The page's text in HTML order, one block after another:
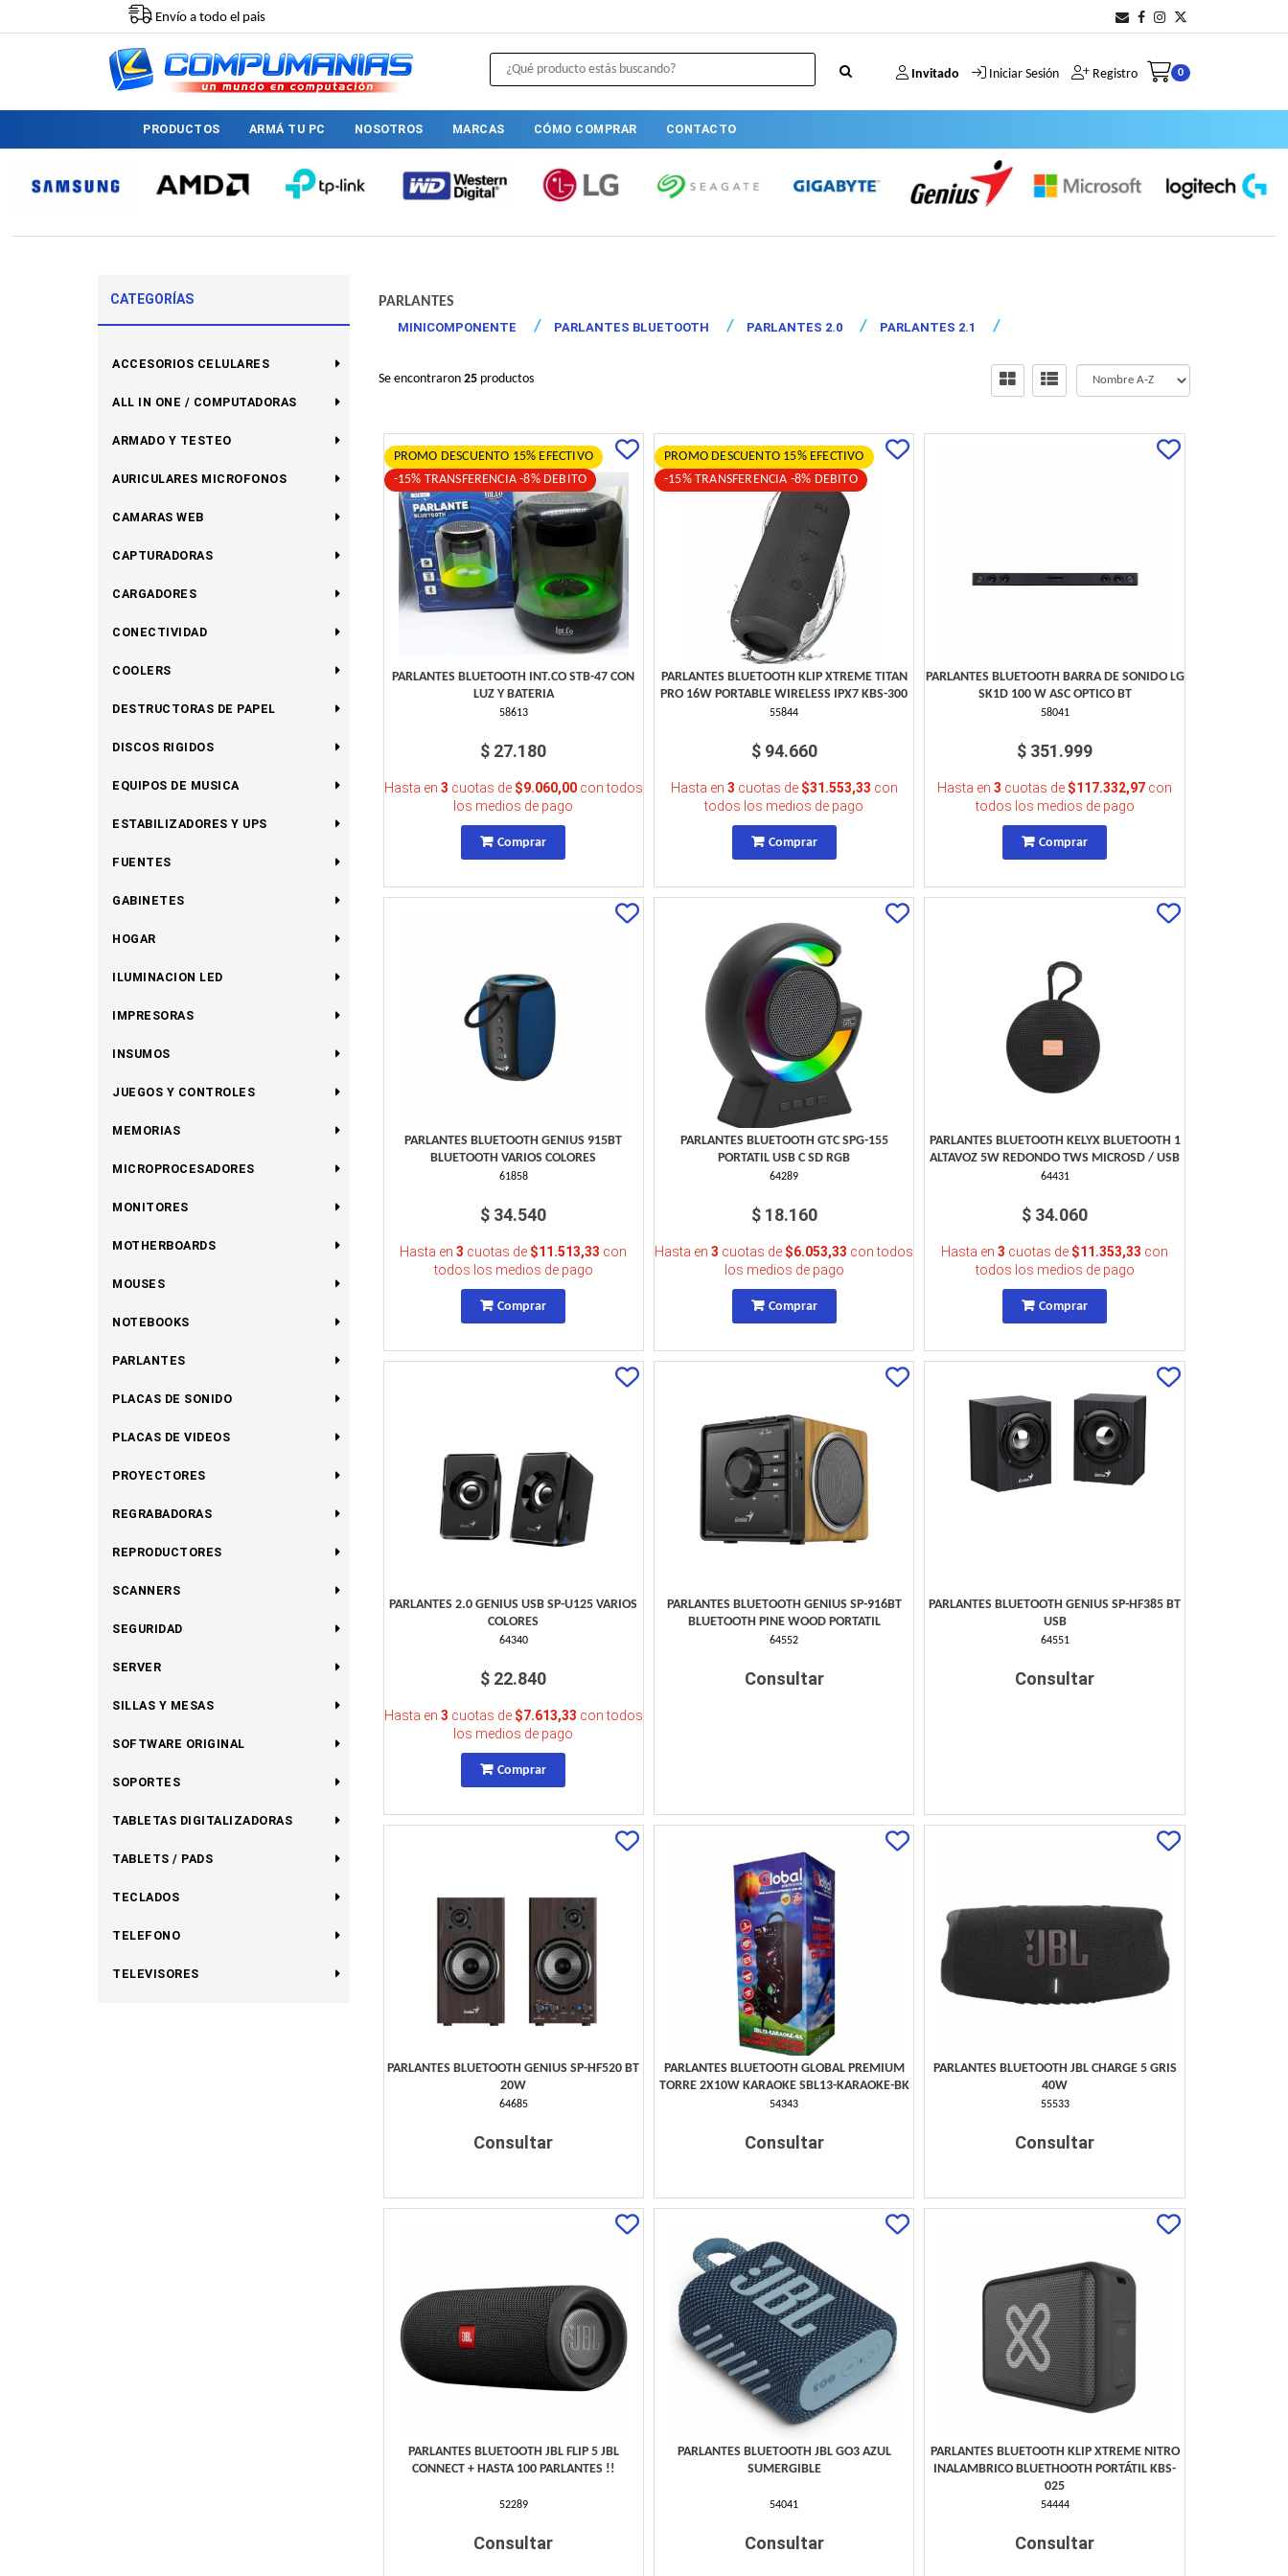
Invitado Iniciar Sesión Registro 0
PRODUCTOS ARMÁ TU PC NOSOTROS MARCAS CÓMO COMPRAR CONTACTO
Envío a todo el pais
CATEGORÍAS
ACCESORIOS CELULARES
ALL IN ONE / COMPUTADORAS
ARMADO Y TESTEO
AURICULARES MICROFONOS
CAMARAS WEB
CAPTURADORAS
CARGADORES
CONECTIVIDAD
COOLERS
DESTRUCTORAS DE PAPEL
DISCOS RIGIDOS
EQUIPOS DE MUSICA
ESTABILIZADORES Y UPS
FUENTES
GABINETES
HOGAR
ILUMINACION LED
IMPRESORAS
INSUMOS
JUEGOS Y CONTROLES
MEMORIAS
MICROPROCESADORES
MONITORES
MOTHERBOARDS
MOUSES
NOTEBOOKS
PARLANTES
PLACAS DE SONIDO
PLACAS DE VIDEOS
PROYECTORES
REGRABADORAS
REPRODUCTORES
SCANNERS
SEGURIDAD
SERVER
SILLAS Y MESAS
SOFTWARE ORIGINAL
SOPORTES
TABLETAS DIGITALIZADORAS
TABLETS / PADS
TECLADOS
TELEFONO
TELEVISORES
PARLANTES
MINICOMPONENTE PARLANTES BLUETOOTH PARLANTES 2.0 PARLANTES 2.1
Se encontraron 25 productos
PROMO DESCUENTO 15% EFECTIVO
-15% TRANSFERENCIA -8% DEBITO
PARLANTES BLUETOOTH INT.CO STB-47 CON
LUZ Y BATERIA
58613
$ 27.180
Hasta en 3 cuotas de $9.060,00con todos
los medios de pago
Comprar
PROMO DESCUENTO 15% EFECTIVO
-15% TRANSFERENCIA -8% DEBITO
PARLANTES BLUETOOTH KLIP XTREME TITAN
PRO 16W PORTABLE WIRELESS IPX7 KBS-300
55844
$ 94.660
Hasta en 3 cuotas de $31.553,33 con
todos los medios de pago
Comprar
PARLANTES BLUETOOTH BARRA DE SONIDO LG
SK1D 100 W ASC OPTICO BT
58041
$ 351.999
Hasta en3 cuotas de $117.332,97 con
todos los medios de pago
Comprar
PARLANTES BLUETOOTH GENIUS 915BT
BLUETOOTH VARIOS COLORES
61858
$ 34.540
Hasta en3 cuotas de $11.513,33 con
todos los medios de pago
Comprar
PARLANTES BLUETOOTH GTC SPG-155
PORTATIL USB C SD RGB
64289
$ 18.160
Hasta en3 cuotas de $6.053,33 con todos
los medios de pago
Comprar
PARLANTES BLUETOOTH KELYX BLUETOOTH 1
ALTAVOZ 5W REDONDO TWS MICROSD / USB
64431
$ 34.060
Hasta en3 cuotas de $11.353,33 con
todos los medios de pago
Comprar
PARLANTES 2.0 GENIUS USB SP-U125 VARIOS
COLORES
64340
$ 22.840
Hasta en 3 cuotas de $7.613,33 con todos
los medios de pago
Comprar
PARLANTES BLUETOOTH GENIUS SP-916BT
BLUETOOTH PINE WOOD PORTATIL
64552
Consultar
PARLANTES BLUETOOTH GENIUS SP-HF385 BT
USB
64551
Consultar
PARLANTES BLUETOOTH GENIUS SP-HF520 BT
20W
64685
Consultar
PARLANTES BLUETOOTH GLOBAL PREMIUM
TORRE 2X10W KARAOKE SBL13-KARAOKE-BK
54343
Consultar
PARLANTES BLUETOOTH JBL CHARGE 5 GRIS
40W
55533
Consultar
PARLANTES BLUETOOTH JBL FLIP 5 JBL
CONNECT + HASTA 100 PARLANTES !!
52289
Consultar
PARLANTES BLUETOOTH JBL GO3 AZUL
SUMERGIBLE
54041
Consultar
PARLANTES BLUETOOTH KLIP XTREME NITRO
INALAMBRICO BLUETHOOTH PORTÁTIL KBS-
025
54444
Consultar